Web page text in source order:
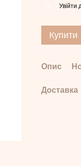
Увійти
Купити
Опис
Доставка